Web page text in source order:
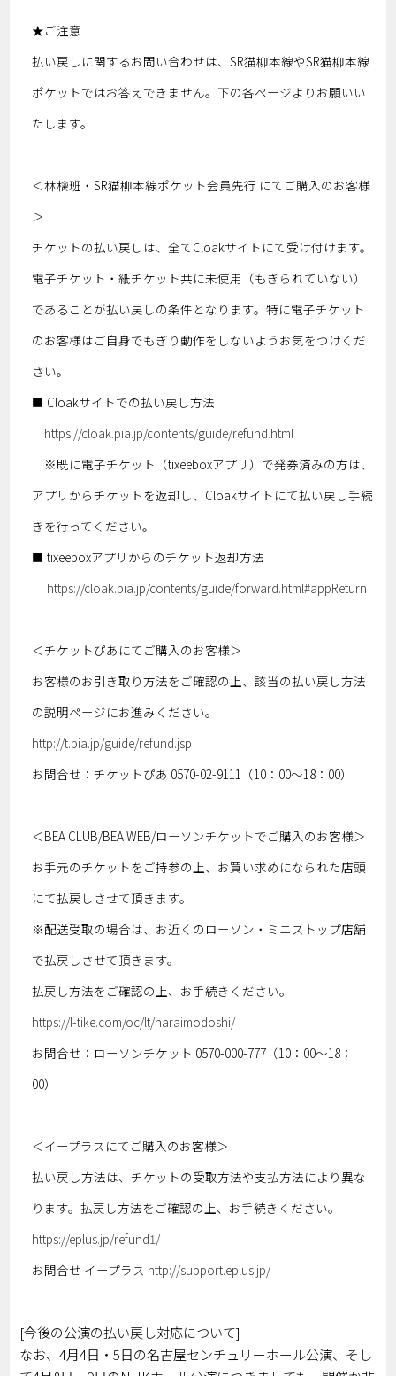
★ご注意
払い戻しに関するお問い合わせは、SR猫柳本線やSR猫柳本線
ポケットではお答えできません。下の各ページよりお願いい
たします。
＜林檎班・SR猫柳本線ポケット会員先行 にてご購入のお客様
＞
チケットの払い戻しは、全てCloakサイトにて受け付けます。
電子チケット・紙チケット共に未使用（もぎられていない）
であることが払い戻しの条件となります。特に電子チケット
のお客様はご自身でもぎり動作をしないようお気をつけくだ
さい。
■ Cloakサイトでの払い戻し方法
https://cloak.pia.jp/contents/guide/refund.html
※既に電子チケット（tixeeboxアプリ）で発券済みの方は、
アプリからチケットを返却し、Cloakサイトにて払い戻し手続
きを行ってください。
■ tixeeboxアプリからのチケット返却方法
https://cloak.pia.jp/contents/guide/forward.html#appReturn
＜チケットぴあにてご購入のお客様＞
お客様のお引き取り方法をご確認の上、該当の払い戻し方法
の説明ページにお進みください。
http://t.pia.jp/guide/refund.jsp
お問合せ：チケットぴあ 0570-02-9111（10：00～18：00）
＜BEA CLUB/BEA WEB/ローソンチケットでご購入のお客様＞
お手元のチケットをご持参の上、お買い求めになられた店頭
にて払戻しさせて頂きます。
※配送受取の場合は、お近くのローソン・ミニストップ店舗
で払戻しさせて頂きます。
払戻し方法をご確認の上、お手続きください。
https://l-tike.com/oc/lt/haraimodoshi/
お問合せ：ローソンチケット 0570-000-777（10：00～18：
00）
＜イープラスにてご購入のお客様＞
払い戻し方法は、チケットの受取方法や支払方法により異な
ります。払戻し方法をご確認の上、お手続きください。
https://eplus.jp/refund1/
お問合せ イープラス http://support.eplus.jp/
[今後の公演の払い戻し対応について]
なお、4月4日・5日の名古屋センチュリーホール公演、そし